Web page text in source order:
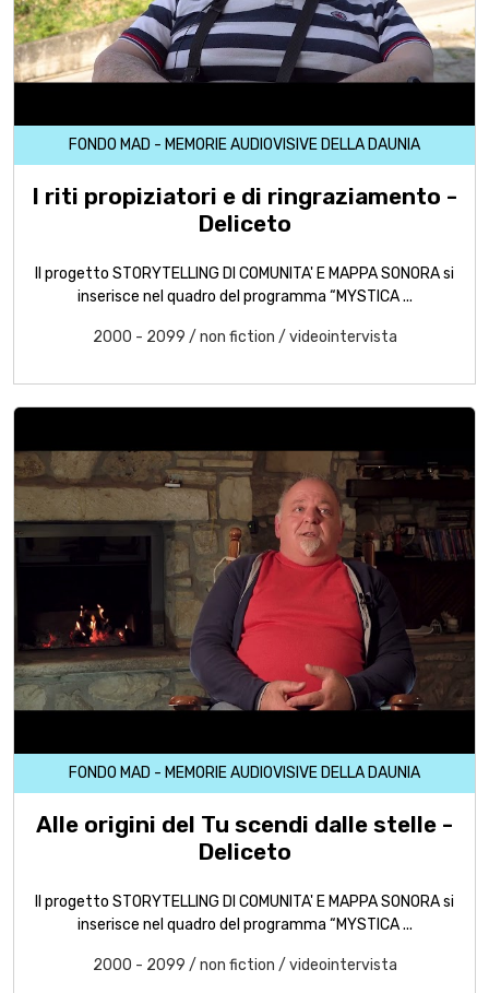
FONDO MAD - MEMORIE AUDIOVISIVE DELLA DAUNIA
I riti propiziatori e di ringraziamento -
Deliceto
Il progetto STORYTELLING DI COMUNITA' E MAPPA SONORA si
inserisce nel quadro del programma “MYSTICA ...
2000 - 2099 / non fiction / videointervista
FONDO MAD - MEMORIE AUDIOVISIVE DELLA DAUNIA
Alle origini del Tu scendi dalle stelle -
Deliceto
Il progetto STORYTELLING DI COMUNITA' E MAPPA SONORA si
inserisce nel quadro del programma “MYSTICA ...
2000 - 2099 / non fiction / videointervista